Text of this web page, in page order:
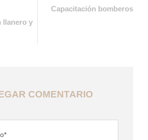
llanero y
Capacitación bomberos
COMENTARIO